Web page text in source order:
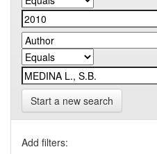
Start a new search
Add filters: